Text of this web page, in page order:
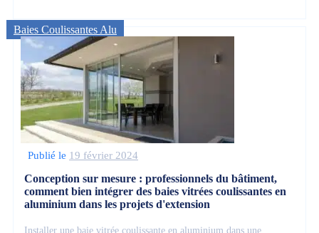
Baies Coulissantes Alu
Publié le 19 février 2024
Conception sur mesure : professionnels du bâtiment,
comment bien intégrer des baies vitrées coulissantes en
aluminium dans les projets d'extension
Installer une baie vitrée coulissante en aluminium dans une